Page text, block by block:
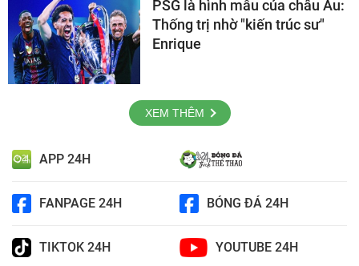
PSG là hình mẫu của châu Âu:
Thống trị nhờ "kiến trúc sư"
Enrique
XEM THÊM
APP 24H
FANPAGE 24H BÓNG ĐÁ 24H
TIKTOK 24H YOUTUBE 24H